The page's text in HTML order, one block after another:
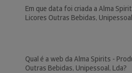
Em que data foi criada a Alma
Licores Outras Bebidas,
Qual é a web da Alma Spirits -
Outras Bebidas, Unipessoal, Lda?